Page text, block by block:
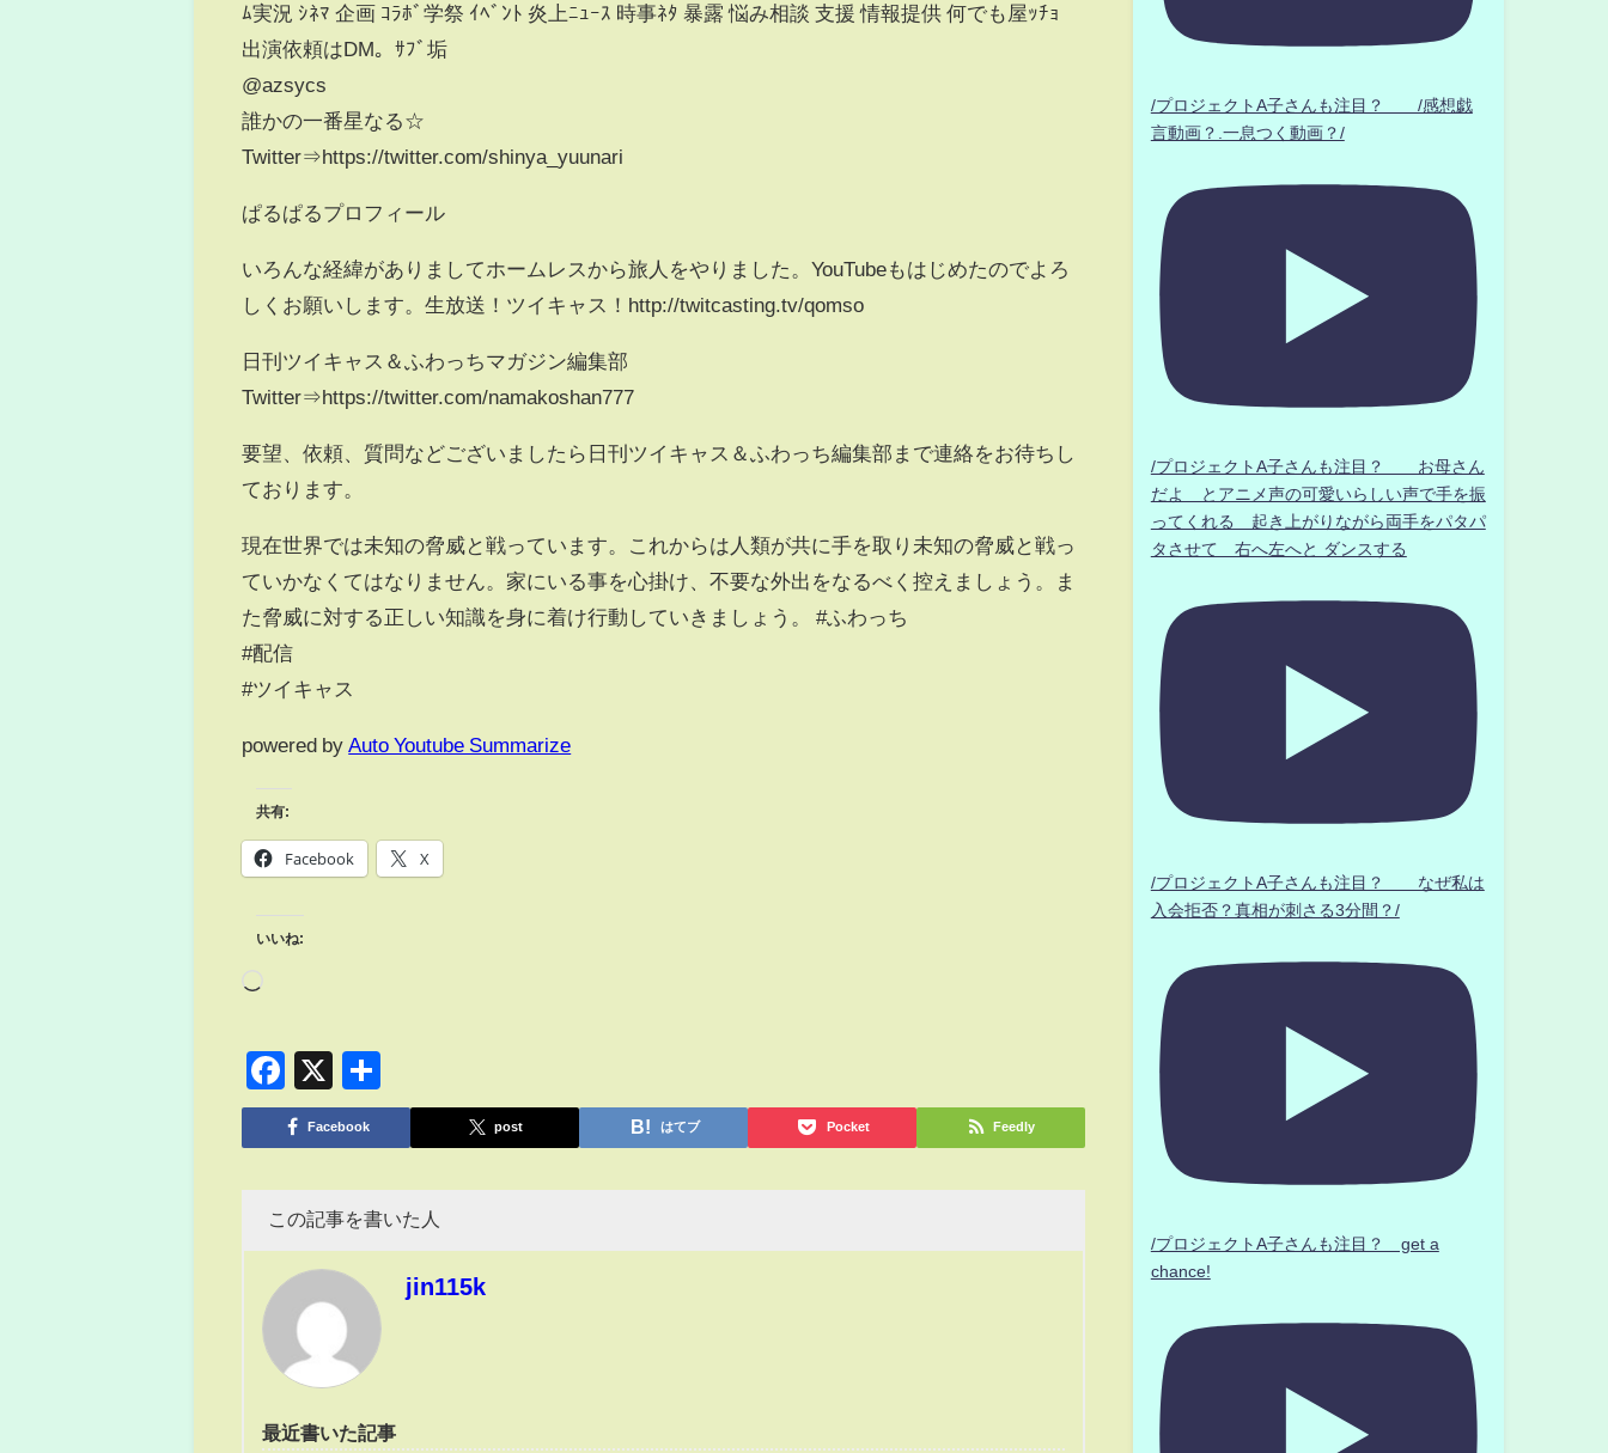
ﾑ実況 ｼﾈﾏ 企画 ｺﾗﾎﾞ学祭 ｲﾍﾞﾝﾄ 炎上ﾆｭｰｽ 時事ﾈﾀ 暴露 悩み相談 支援 情報提供 何でも屋ｯﾁｮ
出演依頼はDM。ｻﾌﾞ垢
@azsycs
誰かの一番星なる☆
Twitter⇒https://twitter.com/shinya_yuunari
ぱるぱるプロフィール
いろんな経緯がありましてホームレスから旅人をやりました。YouTubeもはじめたのでよろ
しくお願いします。生放送！ツイキャス！http://twitcasting.tv/qomso
日刊ツイキャス＆ふわっちマガジン編集部
Twitter⇒https://twitter.com/namakoshan777
要望、依頼、質問などございましたら日刊ツイキャス＆ふわっち編集部まで連絡をお待ちし
ております。
現在世界では未知の脅威と戦っています。これからは人類が共に手を取り未知の脅威と戦っ
ていかなくてはなりません。家にいる事を心掛け、不要な外出をなるべく控えましょう。ま
た脅威に対する正しい知識を身に着け行動していきましょう。 #ふわっち
#配信
#ツイキャス
powered by Auto Youtube Summarize
共有:
Facebook X
いいね:
Facebook
X
有
Facebook post はてブ Pocket Feedly
この記事を書いた人
jin115k
最近書いた記事
/プロジェクトA子さんも注目？ /感想戯
言動画？.一息つく動画？/
/プロジェクトA子さんも注目？ お母さん
だよ とアニメ声の可愛いらしい声で手を振
ってくれる 起き上がりながら両手をパタパ
タさせて 右へ左へと ダンスする
/プロジェクトA子さんも注目？ なぜ私は
入会拒否？真相が刺さる3分間？/
/プロジェクトA子さんも注目？ get a
chance!